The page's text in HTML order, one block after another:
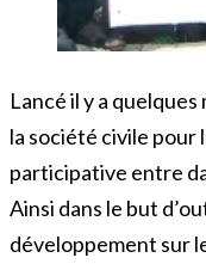
Lancé il y a
la société civile pour
participative entre
Ainsi dans le but
développement sur